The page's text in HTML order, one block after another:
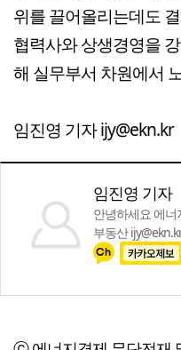
위를 끌어올리는데도
협력사와 상생경영을
해 실무부서 차원에서
임진영 기자 ijy@ekn.kr
임진영 기자
안녕하세요 에너
부동산